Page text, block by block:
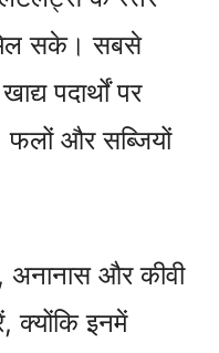
सके। सबसे
पदार्थों पर
फलों और सब्जियों
और कीवी
इनमें